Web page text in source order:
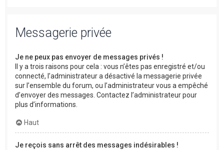
Messagerie privée
Je ne peux pas envoyer de messages privés !
Il y a trois raisons pour cela : vous n’êtes pas enregistré et/ou
connecté, l’administrateur a désactivé la messagerie privée
sur l’ensemble du forum, ou l’administrateur vous a empêché
d’envoyer des messages. Contactez l’administrateur pour
plus d’informations.
Haut
Je reçois sans arrêt des messages indésirables !